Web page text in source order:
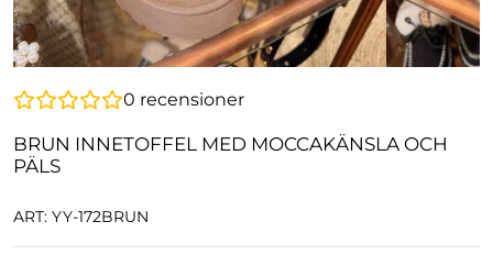
0 recensioner
BRUN INNETOFFEL MED MOCCAKÄNSLA OCH
PÄLS
ART: YY-172BRUN